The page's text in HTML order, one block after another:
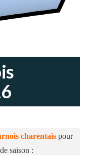
charentaispour
saison :